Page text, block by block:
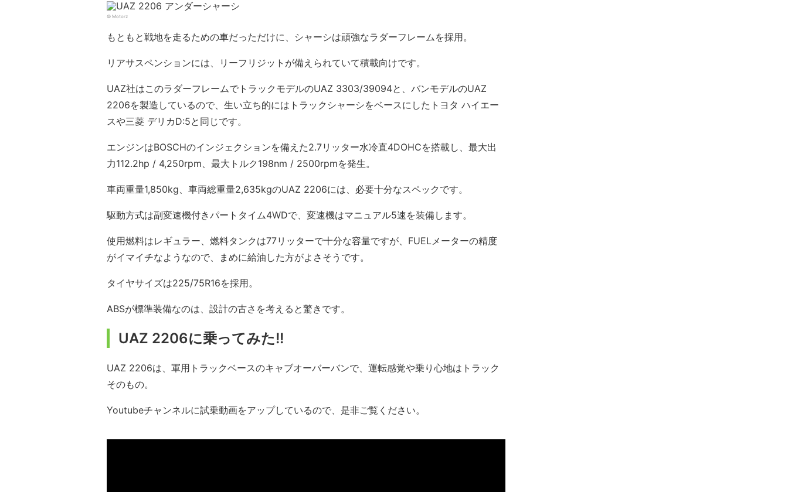
© Motorz
もともと戦地を走るための車だっただけに、シャーシは頑強なラダーフレームを採用。
リアサスペンションには、リーフリジットが備えられていて積載向けです。
UAZ社はこのラダーフレームでトラックモデルのUAZ 3303/39094と、バンモデルのUAZ
2206を製造しているので、生い立ち的にはトラックシャーシをベースにしたトヨタ ハイエー
スや三菱 デリカD:5と同じです。
エンジンはBOSCHのインジェクションを備えた2.7リッター水冷直4DOHCを搭載し、最大出
力112.2hp / 4,250rpm、最大トルク198nm / 2500rpmを発生。
車両重量1,850kg、車両総重量2,635kgのUAZ 2206には、必要十分なスペックです。
駆動方式は副変速機付きパートタイム4WDで、変速機はマニュアル5速を装備します。
使用燃料はレギュラー、燃料タンクは77リッターで十分な容量ですが、FUELメーターの精度
がイマイチなようなので、まめに給油した方がよさそうです。
タイヤサイズは225/75R16を採用。
ABSが標準装備なのは、設計の古さを考えると驚きです。
UAZ 2206に乗ってみた!!
UAZ 2206は、軍用トラックベースのキャブオーバーバンで、運転感覚や乗り心地はトラック
そのもの。
Youtubeチャンネルに試乗動画をアップしているので、是非ご覧ください。